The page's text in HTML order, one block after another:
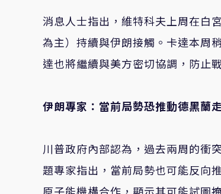
消息人士指出，維特科夫上周在白
為主）持續與伊朗接觸。卡達本周
達也將繼續與美方密切協調，防止
伊朗專家：當前局勢恐推動德黑蘭
川普政府內部認為，過去兩周的衝
題專家指出，當前局勢也可能反向